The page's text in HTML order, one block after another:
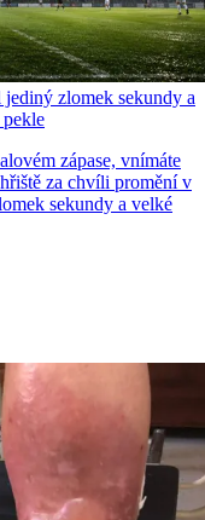
zlomek sekundy a
zápase, vnímáte
za chvíli promění v
sekundy a velké